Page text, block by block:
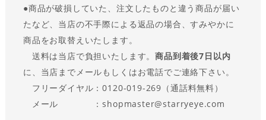
●商品が破損していた、注文したものと違う商品が届い
たなど、当店の不手際による返品の場合、すみやかに
商品をお取替えいたします。
送料は当店で負担いたします。商品到着後7日以内
に、当店までメールもしくはお電話でご連絡下さい。
フリーダイヤル：0120-019-269（通話料無料）
メール ：shopmaster@starryeye.com